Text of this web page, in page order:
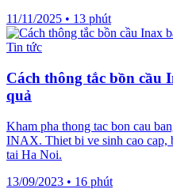
11/11/2025 • 13 phút
Tin tức
Cách thông tắc bồn cầu
quả
Kham pha thong tac bon cau
INAX. Thiet bi ve sinh cao cap,
tai Ha Noi.
13/09/2023 • 16 phút